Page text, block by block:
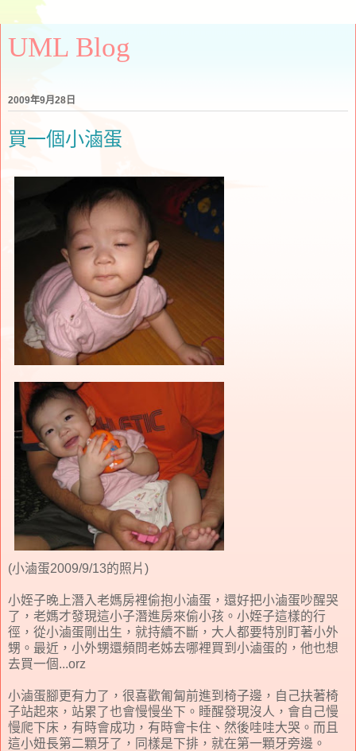
UML Blog
2009年9月28日
買一個小滷蛋
(小滷蛋2009/9/13的照片)
小姪子晚上潛入老媽房裡偷抱小滷蛋，還好把小滷蛋吵醒哭
了，老媽才發現這小子潛進房來偷小孩。小姪子這樣的行
徑，從小滷蛋剛出生，就持續不斷，大人都要特別盯著小外
甥。最近，小外甥還頻問老姊去哪裡買到小滷蛋的，他也想
去買一個...orz
小滷蛋腳更有力了，很喜歡匍匐前進到椅子邊，自己扶著椅
子站起來，站累了也會慢慢坐下。睡醒發現沒人，會自己慢
慢爬下床，有時會成功，有時會卡住、然後哇哇大哭。而且
這小妞長第二顆牙了，同樣是下排，就在第一顆牙旁邊。